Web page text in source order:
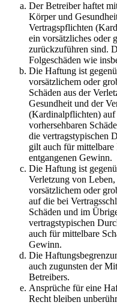
Der Betreiber haftet
Körper und
Vertragspflichten
ein vorsätzliches oder
zurückzuführen sind.
Folgeschäden wie
Die Haftung ist
vorsätzlichem oder
Schäden aus der
Gesundheit und der
(Kardinalpflichten) auf
vorhersehbaren
die vertragstypischen
gilt auch für mittelbare
entgangenen Gewinn.
Die Haftung ist
Verletzung von
vorsätzlichem oder
auf die bei
Schäden und im
vertragstypischen
auch für mittelbare
Gewinn.
Die
auch zugunsten der
Betreibers.
Ansprüche für eine
Recht bleiben